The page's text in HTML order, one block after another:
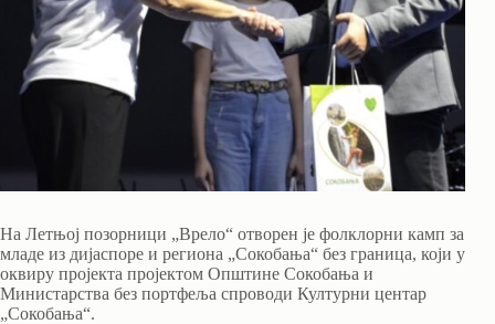
На Летњој позорници „Врело“ отворен је фолклорни камп за
младе из дијаспоре и региона „Сокобања“ без граница, који у
оквиру пројекта пројектом Општине Сокобања и
Министарства без портфеља спроводи Културни центар
„Сокобања“.